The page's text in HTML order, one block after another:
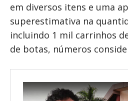
em diversos itens e uma
superestimativa na
incluindo 1 mil carrinhos
de botas, números